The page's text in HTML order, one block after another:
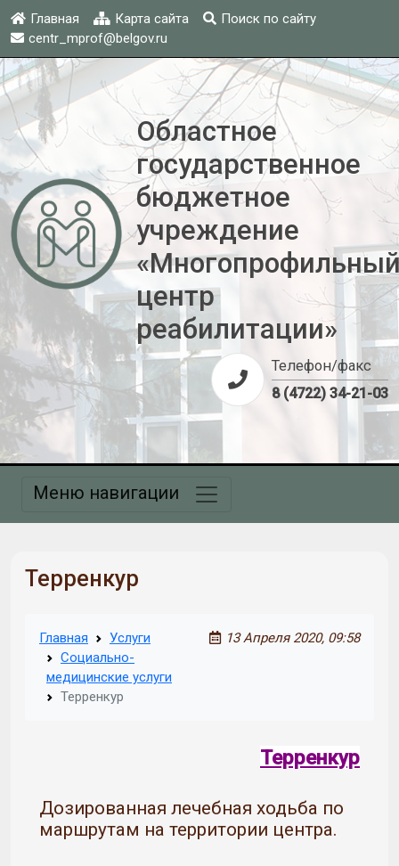
Главная Карта сайта
Поиск по сайту
centr_mprof@belgov.ru
Областное
государственное
бюджетное
учреждение
центр
реабилитации»
Телефон/факс
8 (4722) 34-21-03
Меню навигации
Терренкур
Главная
Услуги
Социально-
медицинские услуги
Терренкур
13 Апреля 2020, 09:58
Терренкур
Дозированная лечебная ходьба по
маршрутам на территории центра.